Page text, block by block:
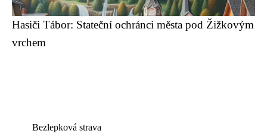
Hasiči Tábor: Stateční ochránci města pod Žižkovým
vrchem
Bezlepková strava